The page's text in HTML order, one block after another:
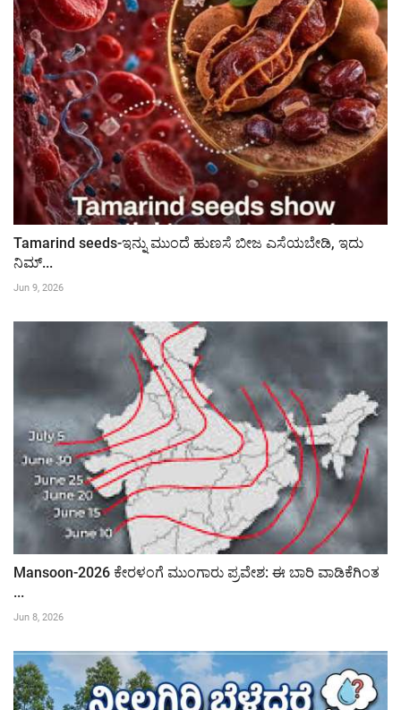
Tamarind seeds-ಇನ್ನು ಮುಂದೆ ಹುಣಸೆ ಬೀಜ ಎಸೆಯಬೇಡಿ, ಇದು
ನಿಮ್...
Jun 9, 2026
Mansoon-2026 ಕೇರಳಂಗೆ ಮುಂಗಾರು ಪ್ರವೇಶ: ಈ ಬಾರಿ ವಾಡಿಕೆಗಿಂತ
...
Jun 8, 2026